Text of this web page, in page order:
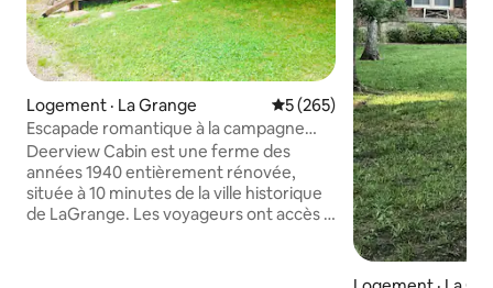
Logement · La Grange Note moyenne de 5 sur 5,
5 (265)
Escapade romantique à la campagne
avec spa
Deerview Cabin est une ferme des
années 1940 entièrement rénovée,
située à 10 minutes de la ville historique
de LaGrange. Les voyageurs ont accès à